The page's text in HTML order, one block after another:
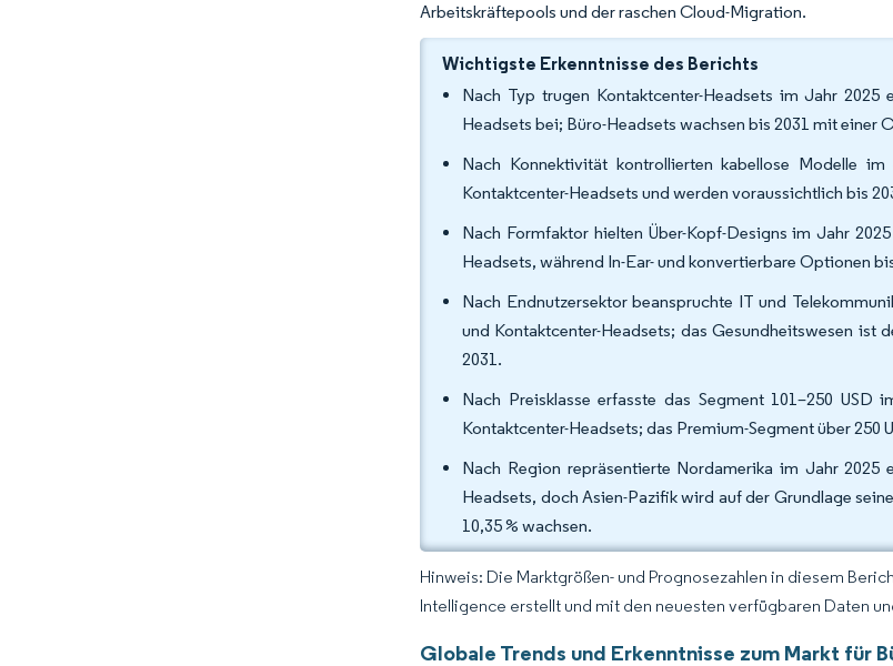
Arbeitskräftepools und der raschen Cloud-Migration.
Wichtigste Erkenntnisse des Berichts
Nach Typ trugen Kontaktcenter-Headsets im Jahr
Headsets bei; Büro-Headsets wachsen bis 2031 mit einer
Nach Konnektivität kontrollierten kabellose Modelle
Kontaktcenter-Headsets und werden voraussichtlich bis
Nach Formfaktor hielten Über-Kopf-Designs im Jahr
Headsets, während In-Ear- und konvertierbare Optionen
Nach Endnutzersektor beanspruchte IT und
und Kontaktcenter-Headsets; das Gesundheitswesen ist
2031.
Nach Preisklasse erfasste das Segment 101–250
Kontaktcenter-Headsets; das Premium-Segment über 250
Nach Region repräsentierte Nordamerika im Jahr
Headsets, doch Asien-Pazifik wird auf der Grundlage
10,35 % wachsen.
Hinweis: Die Marktgrößen- und Prognosezahlen in diesem
Intelligence erstellt und mit den neuesten verfügbaren Daten
Globale Trends und Erkenntnisse zum Markt für